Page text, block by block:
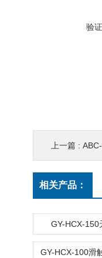
验
上一篇 :
相关产品：
GY-HCX-150